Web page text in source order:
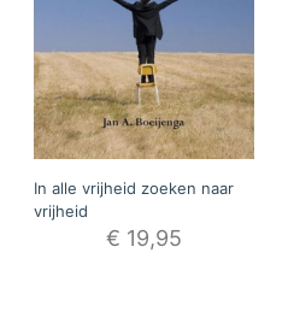
In alle vrijheid zoeken naar
vrijheid
€ 19,95